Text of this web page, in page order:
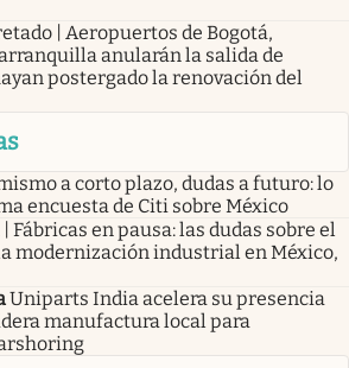
| Aeropuertos de Bogotá,
anularán la salida de
postergado la renovación del
a corto plazo, dudas a futuro: lo
encuesta de Citi sobre México
Fábricas en pausa: las dudas sobre el
modernización industrial en México,
Uniparts India acelera su presencia
manufactura local para